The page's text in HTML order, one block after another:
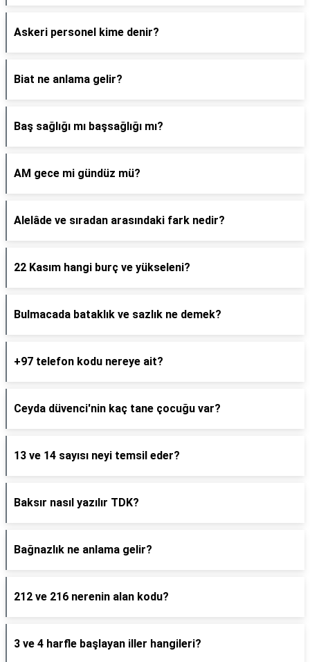
Askeri personel kime denir?
Biat ne anlama gelir?
Baş sağlığı mı başsağlığı mı?
AM gece mi gündüz mü?
Alelâde ve sıradan arasındaki fark nedir?
22 Kasım hangi burç ve yükseleni?
Bulmacada bataklık ve sazlık ne demek?
+97 telefon kodu nereye ait?
Ceyda düvenci'nin kaç tane çocuğu var?
13 ve 14 sayısı neyi temsil eder?
Baksır nasıl yazılır TDK?
Bağnazlık ne anlama gelir?
212 ve 216 nerenin alan kodu?
3 ve 4 harfle başlayan iller hangileri?